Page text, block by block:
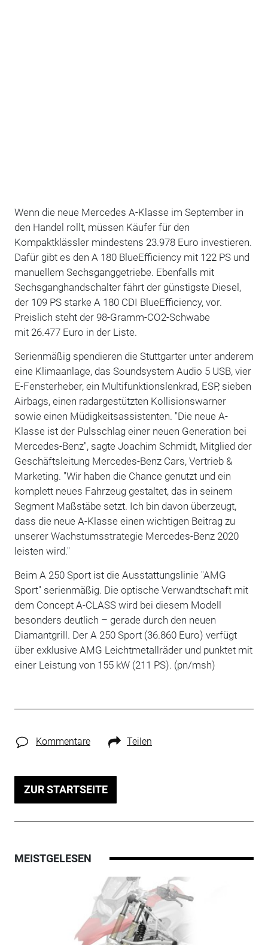
Wenn die neue Mercedes A-Klasse im September in
den Handel rollt, müssen Käufer für den
Kompaktklässler mindestens 23.978 Euro investieren.
Dafür gibt es den A 180 BlueEfficiency mit 122 PS und
manuellem Sechsganggetriebe. Ebenfalls mit
Sechsganghandschalter fährt der günstigste Diesel,
der 109 PS starke A 180 CDI BlueEfficiency, vor.
Preislich steht der 98-Gramm-CO2-Schwabe
mit 26.477 Euro in der Liste.
Serienmäßig spendieren die Stuttgarter unter anderem
eine Klimaanlage, das Soundsystem Audio 5 USB, vier
E-Fensterheber, ein Multifunktionslenkrad, ESP, sieben
Airbags, einen radargestützten Kollisionswarner
sowie einen Müdigkeitsassistenten. "Die neue A-
Klasse ist der Pulsschlag einer neuen Generation bei
Mercedes-Benz", sagte Joachim Schmidt, Mitglied der
Geschäftsleitung Mercedes-Benz Cars, Vertrieb &
Marketing. "Wir haben die Chance genutzt und ein
komplett neues Fahrzeug gestaltet, das in seinem
Segment Maßstäbe setzt. Ich bin davon überzeugt,
dass die neue A-Klasse einen wichtigen Beitrag zu
unserer Wachstumsstrategie Mercedes-Benz 2020
leisten wird."
Beim A 250 Sport ist die Ausstattungslinie "AMG
Sport" serienmäßig. Die optische Verwandtschaft mit
dem Concept A-CLASS wird bei diesem Modell
besonders deutlich – gerade durch den neuen
Diamantgrill. Der A 250 Sport (36.860 Euro) verfügt
über exklusive AMG Leichtmetallräder und punktet mit
einer Leistung von 155 kW (211 PS). (pn/msh)
Kommentare Teilen
ZUR STARTSEITE
MEISTGELESEN